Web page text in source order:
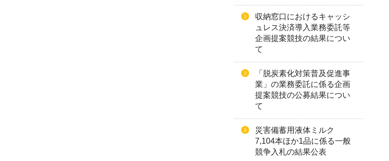
収納窓口におけるキャッシ
ュレス決済導入業務委託等
企画提案競技の結果につい
て
「脱炭素化対策普及促進事
業」の業務委託に係る企画
提案競技の公募結果につい
て
災害備蓄用液体ミルク
7,104本ほか1品に係る一般
競争入札の結果公表